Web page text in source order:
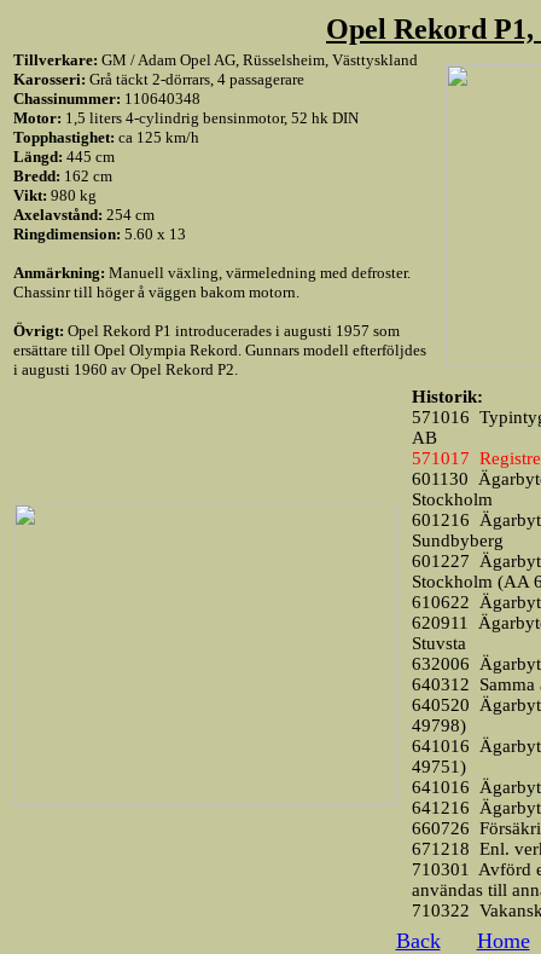
Opel Rekord P1,
Tillverkare: GM / Adam Opel AG, Rüsselsheim, Västtyskland
Karosseri: Grå täckt 2-dörrars, 4 passagerare
Chassinummer: 110640348
Motor: 1,5 liters 4-cylindrig bensinmotor, 52 hk DIN
Topphastighet: ca 125 km/h
Längd: 445 cm
Bredd: 162 cm
Vikt: 980 kg
Axelavstånd: 254 cm
Ringdimension: 5.60 x 13
Anmärkning: Manuell växling, värmeledning med defroster.
Chassinr till höger å väggen bakom motorn.
Övrigt: Opel Rekord P1 introducerades i augusti 1957 som
ersättare till Opel Olympia Rekord. Gunnars modell efterföljdes
i augusti 1960 av Opel Rekord P2.
Historik:
571016
AB
571017
601130
Stockholm
601216
Sundbyberg
601227
Stockholm (AA
610622
620911
Stuvsta
632006
640312
640520
49798)
641016
49751)
641016
641216
660726
671218 Enl.
710301
Avförd
användas till
710322
Back Home